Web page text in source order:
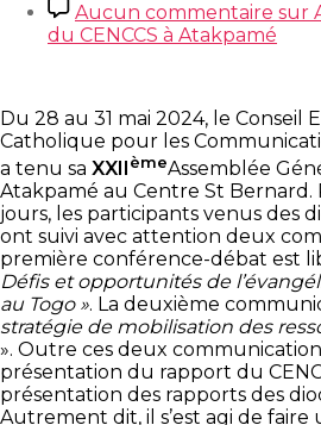
Aucun commentaire sur
du CENCCS à Atakpamé
Du 28 au 31 mai 2024, le Conseil
Catholique pour les
a tenu sa XXIIèmeAssemblée
Atakpamé au Centre St Bernard.
jours, les participants venus des
ont suivi avec attention deux
première conférence-débat est
Défis et opportunités de
au Togo ». La deuxième
stratégie de mobilisation des
». Outre ces deux
présentation du rapport du
présentation des rapports des
Autrement dit, il s’est agi de